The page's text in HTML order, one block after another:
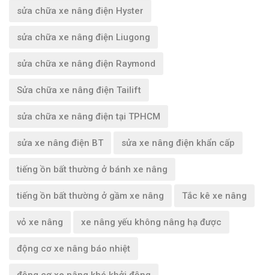
sửa chữa xe nâng điện Hyster
sửa chữa xe nâng điện Liugong
sửa chữa xe nâng điện Raymond
Sửa chữa xe nâng điện Tailift
sửa chữa xe nâng điện tại TPHCM
sửa xe nâng điện BT sửa xe nâng điện khẩn cấp
tiếng ồn bất thường ở bánh xe nâng
tiếng ồn bất thường ở gầm xe nâng Tắc kê xe nâng
vỏ xe nâng xe nâng yếu không nâng hạ được
động cơ xe nâng báo nhiệt